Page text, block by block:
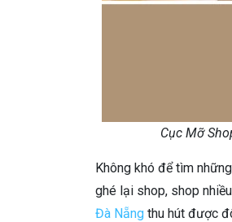
Cục Mỡ
Không khó để tìm
ghé lại shop, shop
Đà Nẵng thu hút được